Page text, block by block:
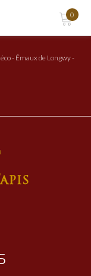
0
- Émaux de Longwy -